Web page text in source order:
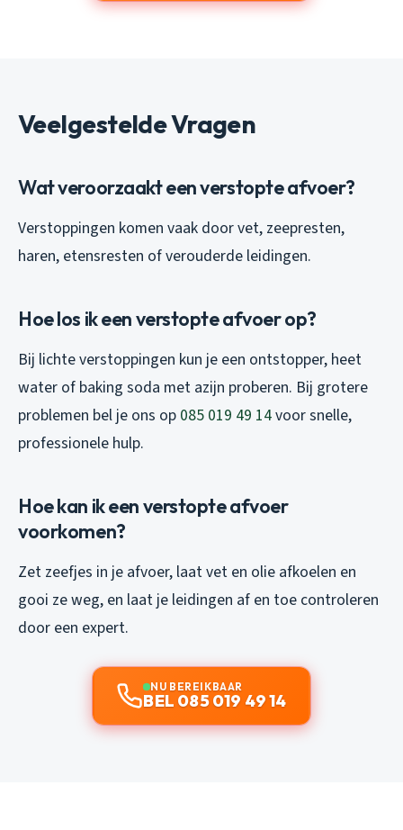
Veelgestelde Vragen
Wat veroorzaakt een verstopte afvoer?
Verstoppingen komen vaak door vet, zeepresten,
haren, etensresten of verouderde leidingen.
Hoe los ik een verstopte afvoer op?
Bij lichte verstoppingen kun je een ontstopper, heet
water of baking soda met azijn proberen. Bij grotere
problemen bel je ons op 085 019 49 14voor snelle,
professionele hulp.
Hoe kan ik een verstopte afvoer
voorkomen?
Zet zeefjes in je afvoer, laat vet en olie afkoelen en
gooi ze weg, en laat je leidingen af en toe controleren
door een expert.
NU BEREIKBAAR
BEL 085 019 49 14